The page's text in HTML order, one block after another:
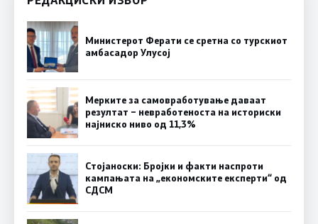
Министерот Ферати се сретна со турскиот
амбасадор Улусој
Мерките за самовработување даваат
резултат – невработеноста на историски
најниско ниво од 11,3%
Стојаноски: Бројки и факти наспроти
кампањата на „економските експерти“ од
СДСM